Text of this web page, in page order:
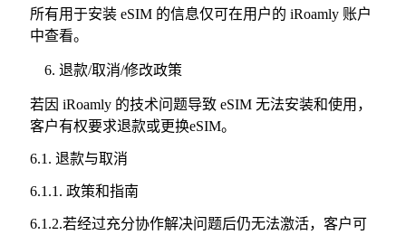
所有用于安装 eSIM 的信息仅可在用户的 iRoamly 账户
中查看。
退款/取消/修改政策
若因 iRoamly 的技术问题导致 eSIM 无法安装和使用，
客户有权要求退款或更换eSIM。
6.1. 退款与取消
6.1.1. 政策和指南
6.1.2.若经过充分协作解决问题后仍无法激活，客户可